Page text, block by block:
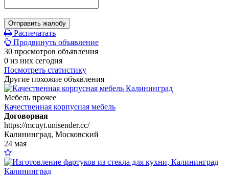
Отправить жалобу
Распечатать
Продвинуть объявление
30 просмотров объявления
0 из них сегодня
Посмотреть статистику
Другие похожие объявления
Мебель прочее
Качественная корпусная мебель
Договорная
https://mcuyt.unisender.cc/
Калининград, Московский
24 мая